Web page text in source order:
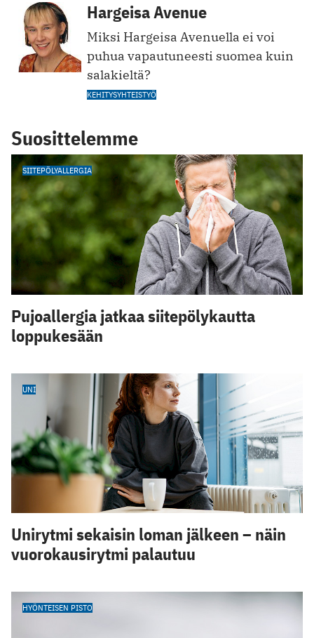
Hargeisa Avenue
Miksi Hargeisa Avenuella ei voi
puhua vapautuneesti suomea kuin
salakieltä?
KEHITYSYHTEISTYÖ
Suosittelemme
SIITEPÖLYALLERGIA
Pujoallergia jatkaa siitepölykautta
loppukesään
UNI
Unirytmi sekaisin loman jälkeen – näin
vuorokausirytmi palautuu
HYÖNTEISEN PISTO